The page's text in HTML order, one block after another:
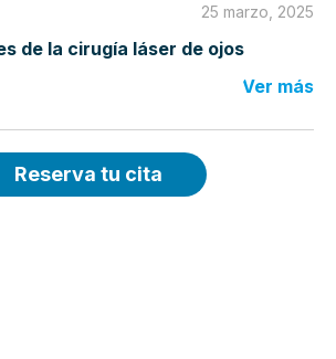
25 marzo, 2025
de la cirugía láser de ojos
Ver más
Reserva tu cita